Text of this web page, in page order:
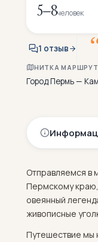
5–8человек
1 отзыв
НИТКА
Город Пермь —
Отправляемся в
Пермскому
овеянный
живописные
Путешествие мы